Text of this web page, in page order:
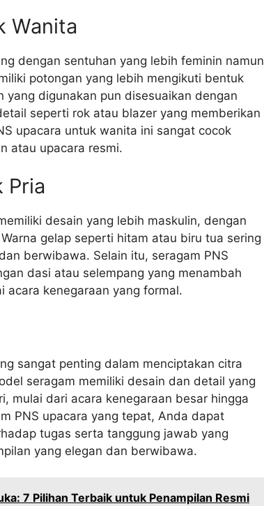
Wanita
dengan sentuhan yang lebih feminin namun
potongan yang lebih mengikuti bentuk
digunakan pun disesuaikan dengan
seperti rok atau blazer yang memberikan
upacara untuk wanita ini sangat cocok
atau upacara resmi.
Pria
desain yang lebih maskulin, dengan
gelap seperti hitam atau biru tua sering
berwibawa. Selain itu, seragam PNS
dasi atau selempang yang menambah
acara kenegaraan yang formal.
sangat penting dalam menciptakan citra
seragam memiliki desain dan detail yang
mulai dari acara kenegaraan besar hingga
PNS upacara yang tepat, Anda dapat
tugas serta tanggung jawab yang
yang elegan dan berwibawa.
7 Pilihan Terbaik untuk Penampilan Resmi